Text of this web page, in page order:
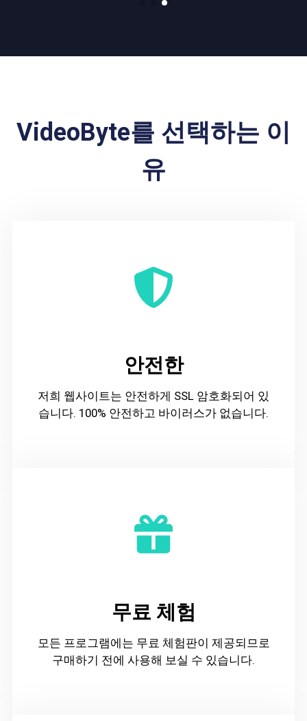
VideoByte를 선택하는 이
유
안전한
저희 웹사이트는 안전하게 SSL 암호화되어 있
습니다. 100% 안전하고 바이러스가 없습니다.
무료 체험
모든 프로그램에는 무료 체험판이 제공되므로
구매하기 전에 사용해 보실 수 있습니다.